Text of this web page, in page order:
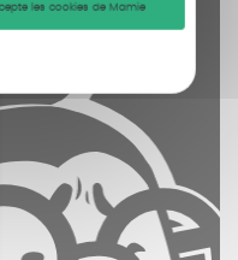
les cookies de Mamie